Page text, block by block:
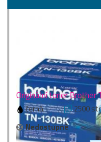
Originální toner
černá 2500
Nedostupné